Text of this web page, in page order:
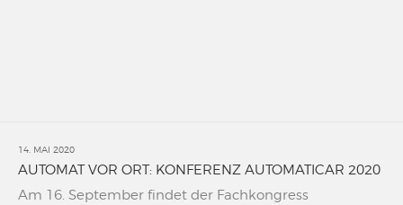
14. MAI 2020
AUTOMAT VOR ORT: KONFERENZ AUTOMATICAR 2020
Am 16. September findet der Fachkongress